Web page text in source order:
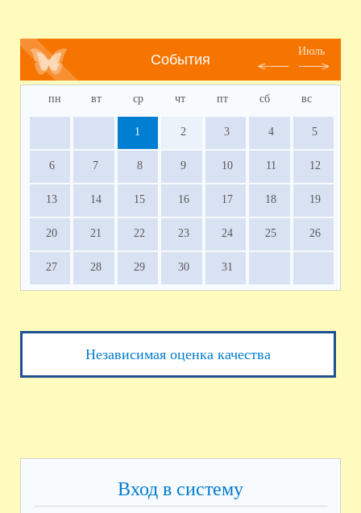
События
Июль
пн вт ср чт пт сб вс
1 2 3 4 5
6 7 8 9 10 11 12
13 14 15 16 17 18 19
20 21 22 23 24 25 26
27 28 29 30 31
Независимая оценка качества
Вход в систему